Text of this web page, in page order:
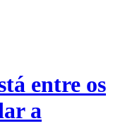
entre os
a